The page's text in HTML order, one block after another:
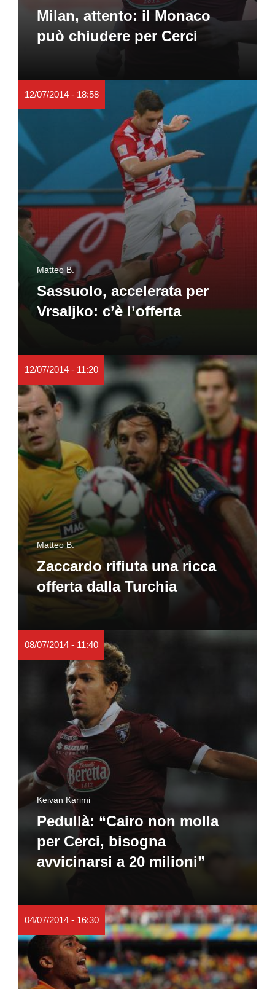
Milan, attento: il Monaco
può chiudere per Cerci
12/07/2014 - 18:58
Matteo B.
Sassuolo, accelerata per
Vrsaljko: c’è l’offerta
12/07/2014 - 11:20
Matteo B.
Zaccardo rifiuta una ricca
offerta dalla Turchia
08/07/2014 - 11:40
Keivan Karimi
Pedullà: “Cairo non molla
per Cerci, bisogna
avvicinarsi a 20 milioni”
04/07/2014 - 16:30